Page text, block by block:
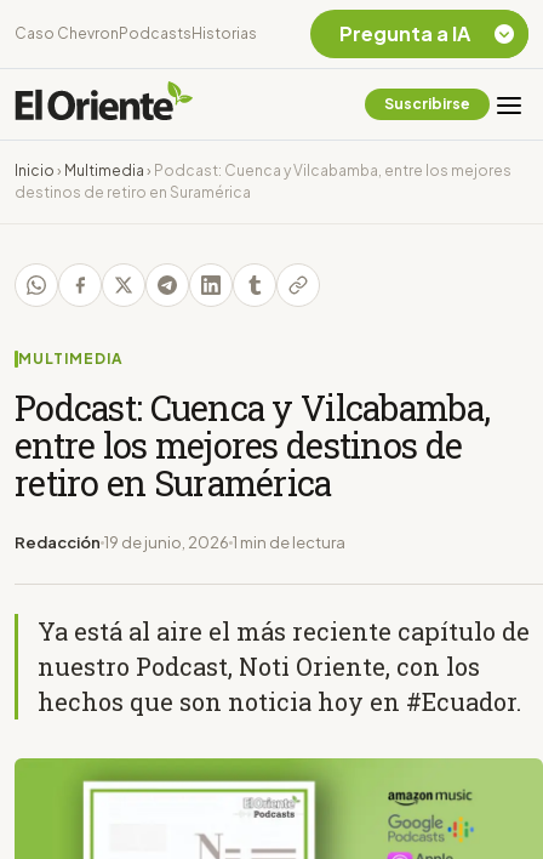
Caso Chevron Podcasts Historias
Suscribirse
Inicio › Multimedia › Podcast: Cuenca y Vilcabamba, entre los mejores
destinos de retiro en Suramérica
MULTIMEDIA
Podcast: Cuenca y Vilcabamba,
entre los mejores destinos de
retiro en Suramérica
Redacción 19 de junio, 2026 1 min de lectura
Ya está al aire el más reciente capítulo de
nuestro Podcast, Noti Oriente, con los
hechos que son noticia hoy en #Ecuador.
Pregunta a IA
Chevron Ecuador